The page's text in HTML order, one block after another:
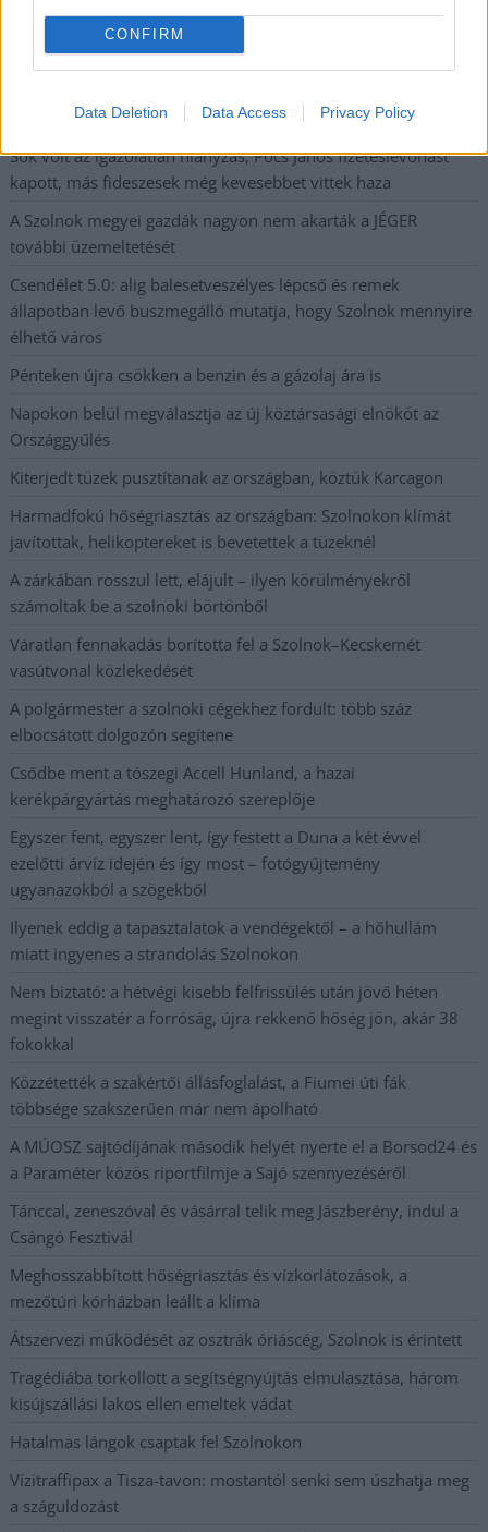
CONFIRM
Data Deletion Data Access Privacy Policy
A Tisza kormány minisztere újabb nagy változásokról döntött
munkáltatói jogaikat
Sok volt az igazolatlan hiányzás, Pócs János fizetéslevonást
kapott, más fideszesek még kevesebbet vittek haza
A Szolnok megyei gazdák nagyon nem akarták a JÉGER
további üzemeltetését
Csendélet 5.0: alig balesetveszélyes lépcső és remek
állapotban levő buszmegálló mutatja, hogy Szolnok mennyire
élhető város
Pénteken újra csökken a benzin és a gázolaj ára is
Napokon belül megválasztja az új köztársasági elnököt az
Országgyűlés
Kiterjedt tüzek pusztítanak az országban, köztük Karcagon
Harmadfokú hőségriasztás az országban: Szolnokon klímát
javítottak, helikoptereket is bevetettek a tüzeknél
A zárkában rosszul lett, elájult – ilyen körülményekről
számoltak be a szolnoki börtönből
Váratlan fennakadás borította fel a Szolnok–Kecskemét
vasútvonal közlekedését
A polgármester a szolnoki cégekhez fordult: több száz
elbocsátott dolgozón segítene
Csődbe ment a tószegi Accell Hunland, a hazai
kerékpárgyártás meghatározó szereplője
Egyszer fent, egyszer lent, így festett a Duna a két évvel
ezelőtti árvíz idején és így most – fotógyűjtemény
ugyanazokból a szögekből
Ilyenek eddig a tapasztalatok a vendégektől – a hőhullám
miatt ingyenes a strandolás Szolnokon
Nem biztató: a hétvégi kisebb felfrissülés után jövő héten
megint visszatér a forróság, újra rekkenő hőség jön, akár 38
fokokkal
Közzétették a szakértői állásfoglalást, a Fiumei úti fák
többsége szakszerűen már nem ápolható
A MÚOSZ sajtódíjának második helyét nyerte el a Borsod24 és
a Paraméter közös riportfilmje a Sajó szennyezéséről
Tánccal, zeneszóval és vásárral telik meg Jászberény, indul a
Csángó Fesztivál
Meghosszabbított hőségriasztás és vízkorlátozások, a
mezőtúri kórházban leállt a klíma
Átszervezi működését az osztrák óriáscég, Szolnok is érintett
Tragédiába torkollott a segítségnyújtás elmulasztása, három
kisújszállási lakos ellen emeltek vádat
Hatalmas lángok csaptak fel Szolnokon
Vízitraffipax a Tisza-tavon: mostantól senki sem úszhatja meg
a száguldozást